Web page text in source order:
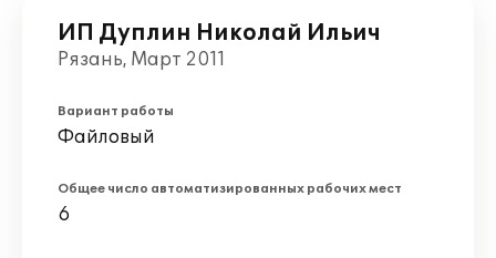
ИП Дуплин Николай Ильич
Рязань, Март 2011
Вариант работы
Файловый
Общее число автоматизированных рабочих мест
6